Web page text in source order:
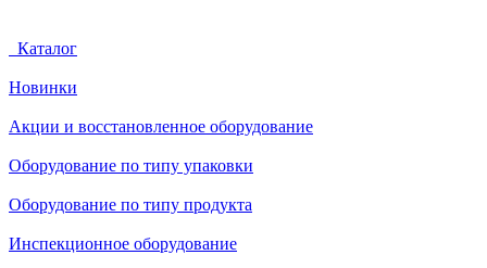
Каталог
Новинки
Акции и восстановленное оборудование
Оборудование по типу упаковки
Оборудование по типу продукта
Инспекционное оборудование